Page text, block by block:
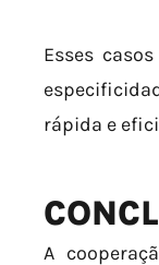
Esses
rápida e
A